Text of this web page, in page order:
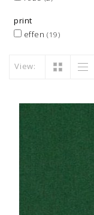
print
effen(19)
View: